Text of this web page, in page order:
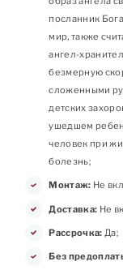
посланник
мир, также
ангел-
безмерную
сложенными
детских
ушедшем
человек при
болезнь;
Монтаж: Не
Доставка: Не
Рассрочка: Да;
Без